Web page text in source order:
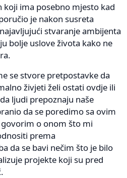
koji ima posebno mjesto kad
je nakon susreta
stvaranje ambijenta
bolje uslove života kako ne
se stvore pretpostavke da
živjeti želi ostati ovdje ili
ljudi prepoznaju naše
da se poredimo sa ovim
o onom što mi
prema
da se bavi nečim što je bilo
projekte koji su pred